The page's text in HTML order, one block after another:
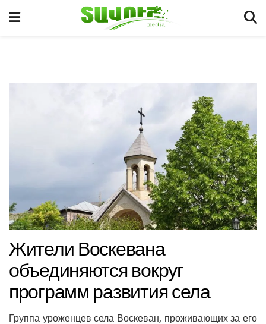
Жители Воскевана
объединяются вокруг
программ развития села
Группа уроженцев села Воскеван, проживающих за его